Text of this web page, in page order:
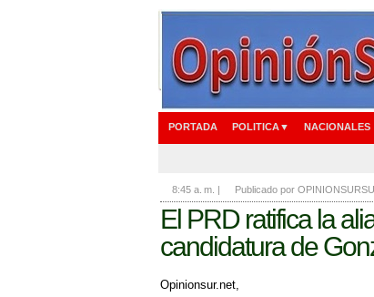
PORTADA POLITICA▼ NACIONALES
8:45 a. m. | Publicado por
El PRD ratifica la
candidatura de
Opinionsur.net,